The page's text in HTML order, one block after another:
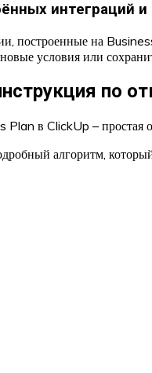
интеграций и
построенные на
условия или
по
в ClickUp – простая
алгоритм,